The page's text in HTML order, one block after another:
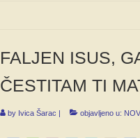
FALJEN ISUS,
ČESTITAM TI
by Ivica Šarac | objavljeno u: